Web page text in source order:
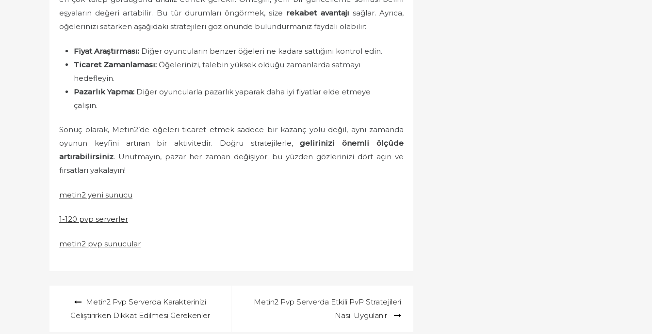
eşyaların değeri artabilir. Bu tür durumları öngörmek, size rekabet avantajı sağlar. Ayrıca,
öğelerinizi satarken aşağıdaki stratejileri göz önünde bulundurmanız faydalı olabilir:
Fiyat Araştırması: Diğer oyuncuların benzer öğeleri ne kadara sattığını kontrol edin.
Ticaret Zamanlaması: Öğelerinizi, talebin yüksek olduğu zamanlarda satmayı
hedefleyin.
Pazarlık Yapma: Diğer oyuncularla pazarlık yaparak daha iyi fiyatlar elde etmeye
çalışın.
Sonuç olarak, Metin2’de öğeleri ticaret etmek sadece bir kazanç yolu değil, aynı zamanda
oyunun keyfini artıran bir aktivitedir. Doğru stratejilerle,gelirinizi önemli ölçüde
artırabilirsiniz. Unutmayın, pazar her zaman değişiyor; bu yüzden gözlerinizi dört açın ve
fırsatları yakalayın!
metin2 yeni sunucu
1-120 pvp serverler
metin2 pvp sunucular
gezinmesi
Metin2 Pvp Serverda Karakterinizi
Geliştirirken Dikkat Edilmesi Gerekenler
Metin2 Pvp Serverda Etkili PvP Stratejileri
Nasıl Uygulanır